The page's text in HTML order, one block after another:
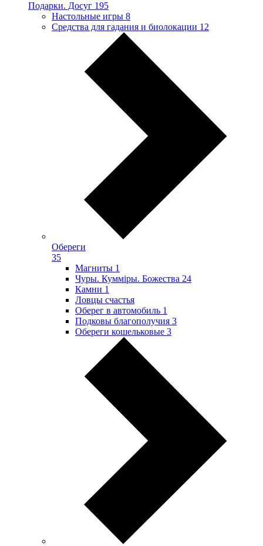
Подарки. Досуг 195
Настольные игры 8
Средства для гадания и биолокации 12
Обереги
35
Магниты 1
Чуры. Куммiры. Божества 24
Камни 1
Ловцы счастья
Оберег в автомобиль 1
Подковы благополучия 3
Обереги кошельковые 3